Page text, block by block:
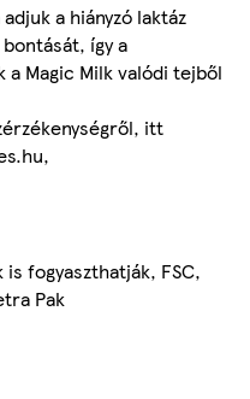
a hiányzó laktáz
így a
a Magic Milk valódi tejből
itt
fogyaszthatják, FSC,
Pak